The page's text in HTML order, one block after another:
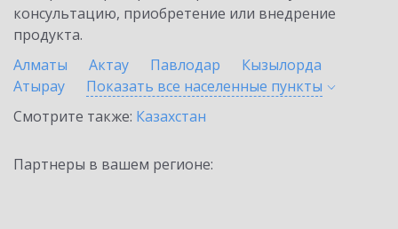
консультацию, приобретение или внедрение
продукта.
Алматы
Актау Павлодар
Кызылорда
Атырау
Показать все населенные пункты
Смотрите также: Казахстан
Партнеры в вашем регионе: